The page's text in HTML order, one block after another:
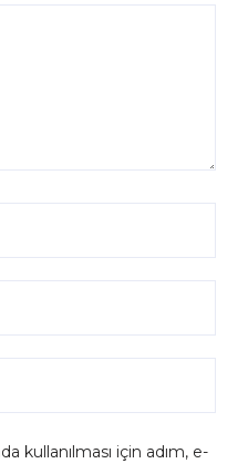
kullanılması için adım, e-